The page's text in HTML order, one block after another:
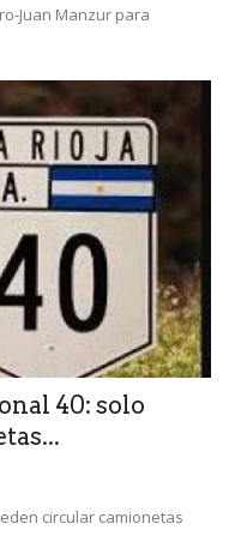
Juan Manzur para
40: solo
circular camionetas